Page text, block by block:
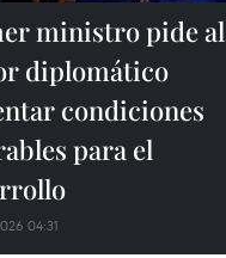
ministro pide al
diplomático
condiciones
para el
04:31